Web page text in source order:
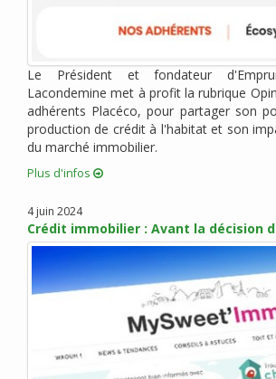
juin 2018 (2)
mai 2018 (4)
avril 2018 (3)
mars 2018 (5)
février 2018 (3)
décembre 2017 (1)
novembre 2017 (5)
octobre 2017 (4)
septembre 2017 (6)
juin 2017 (4)
Le Président et fondateur
Lacondemine met à profit la rubrique
adhérents Placéco, pour partager son
production de crédit à l'habitat et son
du marché immobilier.
Plus d'infos
4 juin 2024